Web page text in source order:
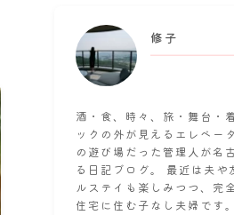
修子
酒・食、時々、旅・舞台・
ックの外が見えるエレベー
の遊び場だった管理人が名
る日記ブログ。 最近は夫や
ルステイも楽しみつつ、完
住宅に住む子なし夫婦です。